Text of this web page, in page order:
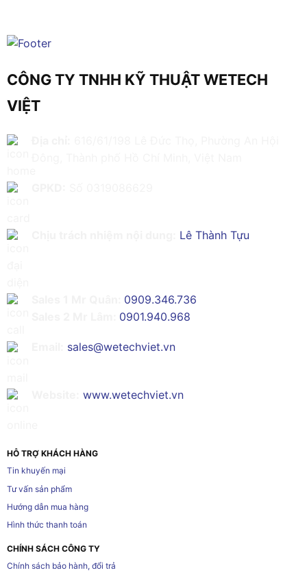
CÔNG TY TNHH KỸ THUẬT WETECH
VIỆT
Lê Thành Tựu
0909.346.736
0901.940.968
sales@wetechviet.vn
www.wetechviet.vn
HỖ TRỢ KHÁCH HÀNG
Tin khuyến mại
Tư vấn sản phẩm
Hướng dẫn mua hàng
Hình thức thanh toán
CHÍNH SÁCH CÔNG TY
Chính sách bảo hành, đổi trả